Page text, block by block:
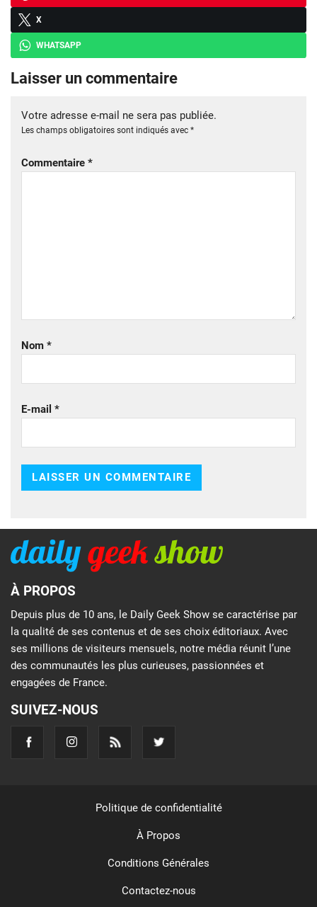
X
WHATSAPP
Laisser un commentaire
Votre adresse e-mail ne sera pas publiée.
Les champs obligatoires sont indiqués avec *
Commentaire *
Nom *
E-mail *
À PROPOS
Depuis plus de 10 ans, le Daily Geek Show se caractérise par
la qualité de ses contenus et de ses choix éditoriaux. Avec
ses millions de visiteurs mensuels, notre média réunit l’une
des communautés les plus curieuses, passionnées et
engagées de France.
SUIVEZ-NOUS
Politique de confidentialité
À Propos
Conditions Générales
Contactez-nous